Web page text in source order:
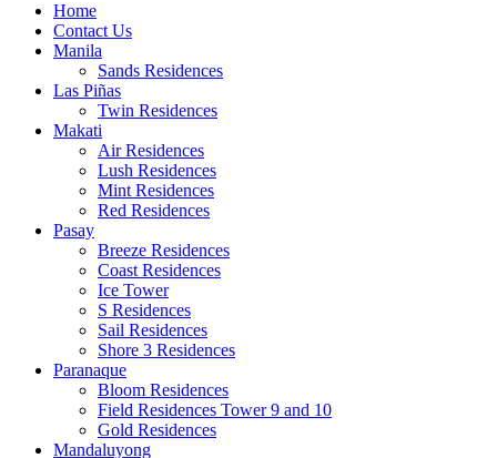
Home
Contact Us
Manila
Sands Residences
Las Piñas
Twin Residences
Makati
Air Residences
Lush Residences
Mint Residences
Red Residences
Pasay
Breeze Residences
Coast Residences
Ice Tower
S Residences
Sail Residences
Shore 3 Residences
Paranaque
Bloom Residences
Field Residences Tower 9 and 10
Gold Residences
Mandaluyong